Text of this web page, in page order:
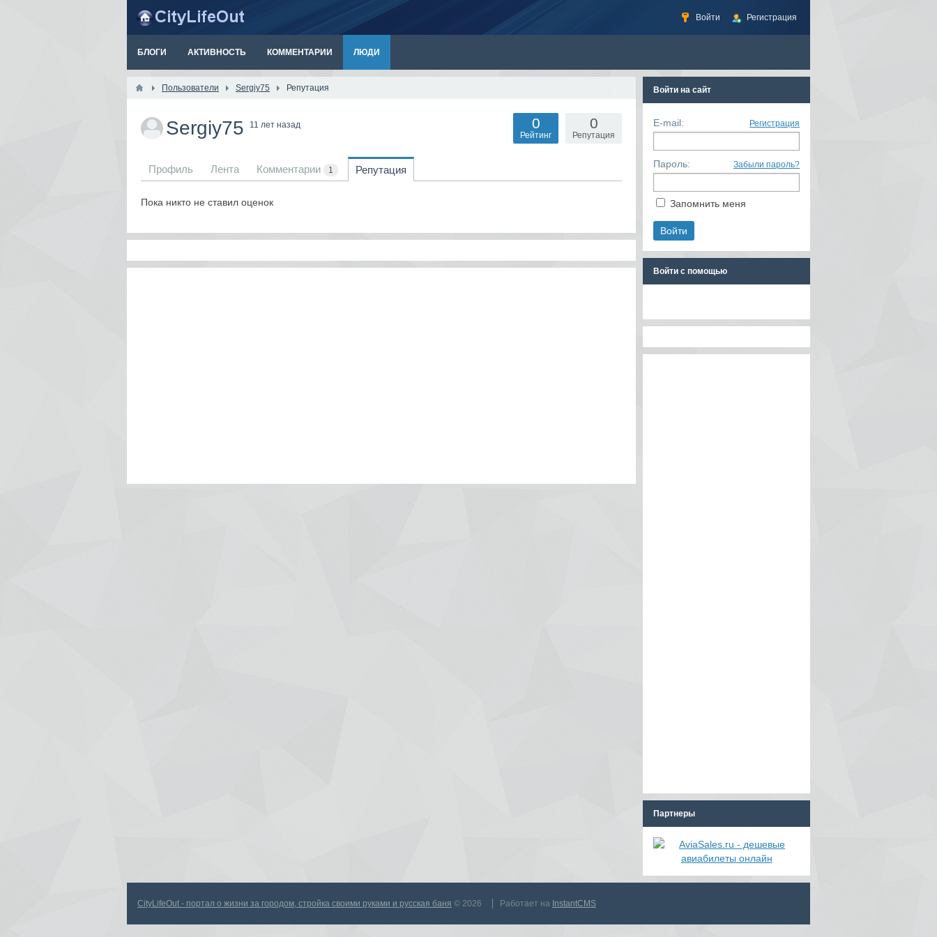
Войти Регистрация
БЛОГИ АКТИВНОСТЬ КОММЕНТАРИИ ЛЮДИ
Пользователи Sergiy75 Репутация
Sergiy75 11 лет назад 0
Репутация
0
Рейтинг
Профиль Лента Комментарии 1 Репутация
Пока никто не ставил оценок
Войти на сайт
E-mail: Регистрация
Пароль: Забыли пароль?
Запомнить меня
Войти с помощью
Партнеры
CityLifeOut - портал о жизни за городом, стройка своими руками и русская баня © 2026 Работает на InstantCMS